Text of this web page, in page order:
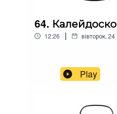
64.
12:26 | вівторок,
Play